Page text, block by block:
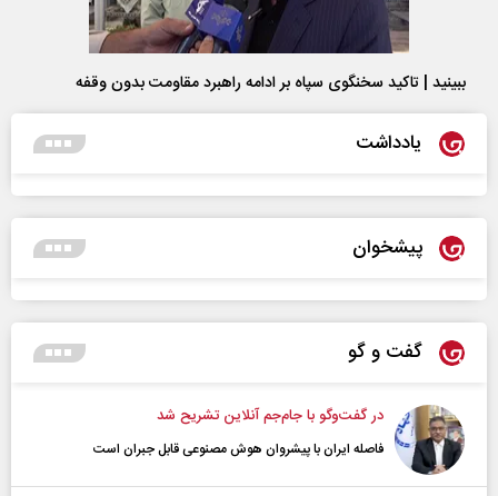
ببینید | تاکید سخنگوی سپاه بر ادامه راهبرد مقاومت بدون وقفه
یادداشت
پیشخوان
گفت و گو
در گفت‌و‌گو با جام‌جم آنلاین تشریح شد
فاصله ایران با پیشرو‌ان هوش مصنوعی قابل جبران است